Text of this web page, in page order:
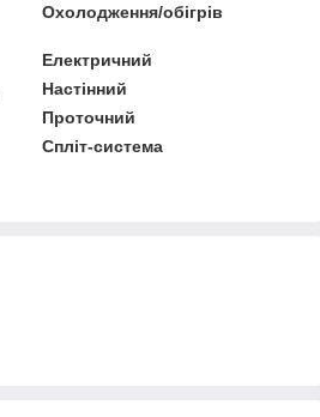
Охолодження/обігрів
Електричний
Настінний
Проточний
Спліт-система